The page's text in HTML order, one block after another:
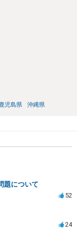
児島県 沖縄県
題について
52
24